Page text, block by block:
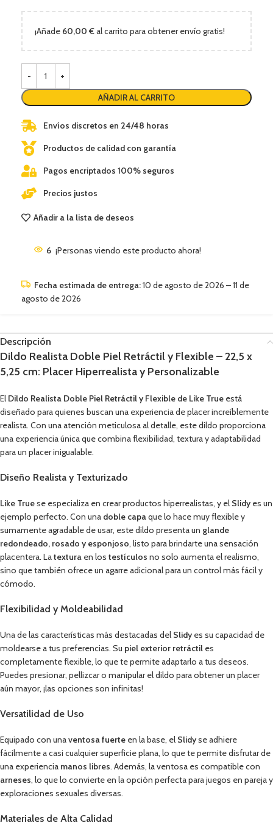
¡Añade 60,00 €al carrito para obtener envío gratis!
AÑADIR AL CARRITO
Envíos discretos en 24/48 horas
Productos de calidad con garantía
Pagos encriptados 100% seguros
Precios justos
Añadir a la lista de deseos
6 ¡Personas viendo este producto ahora!
Fecha estimada de entrega:10 de agosto de 2026 – 11 de
agosto de 2026
Descripción
Dildo Realista Doble Piel Retráctil y Flexible – 22,5 x
5,25 cm: Placer Hiperrealista y Personalizable
El Dildo Realista Doble Piel Retráctil y Flexible de Like True está
diseñado para quienes buscan una experiencia de placer increíblemente
realista. Con una atención meticulosa al detalle, este dildo proporciona
una experiencia única que combina flexibilidad, textura y adaptabilidad
para un placer inigualable.
Diseño Realista y Texturizado
Like Truese especializa en crear productos hiperrealistas, y el Slidy es un
ejemplo perfecto. Con una doble capaque lo hace muy flexible y
sumamente agradable de usar, este dildo presenta un glande
redondeado, rosado y esponjoso, listo para brindarte una sensación
placentera. Latextura en los testículos no solo aumenta el realismo,
sino que también ofrece un agarre adicional para un control más fácil y
cómodo.
Flexibilidad y Moldeabilidad
Una de las características más destacadas del Slidy es su capacidad de
moldearse a tus preferencias. Su piel exterior retráctil es
completamente flexible, lo que te permite adaptarlo a tus deseos.
Puedes presionar, pellizcar o manipular el dildo para obtener un placer
aún mayor, ¡las opciones son infinitas!
Versatilidad de Uso
Equipado con unaventosa fuerte en la base, el Slidyse adhiere
fácilmente a casi cualquier superficie plana, lo que te permite disfrutar de
una experiencia manos libres. Además, la ventosa es compatible con
arneses, lo que lo convierte en la opción perfecta para juegos en pareja y
exploraciones sexuales diversas.
Materiales de Alta Calidad